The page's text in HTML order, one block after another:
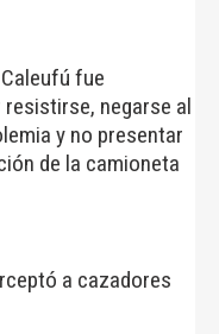
fue
negarse al
y no presentar
de la camioneta
a cazadores